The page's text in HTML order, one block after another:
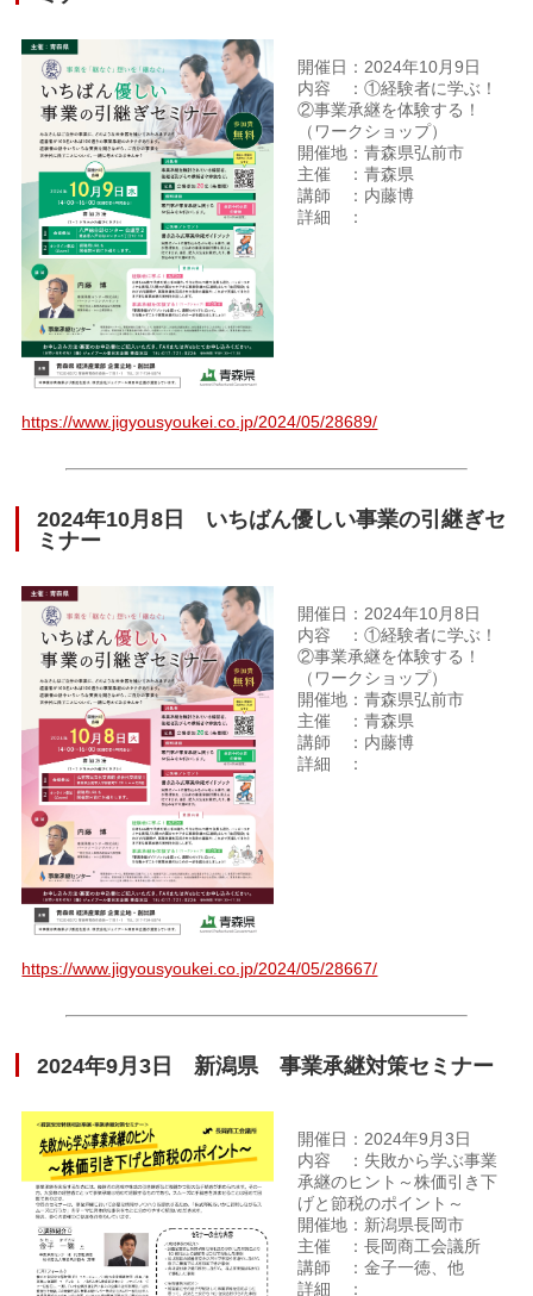
開催日：2024年10月9日
内容 ：①経験者に学ぶ！
②事業承継を体験する！
（ワークショップ）
開催地：青森県弘前市
主催 ：青森県
講師 ：内藤博
詳細 ：
https://www.jigyousyoukei.co.jp/2024/05/28689/
2024年10月8日 いちばん優しい事業の引継ぎセ
ミナー
開催日：2024年10月8日
内容 ：①経験者に学ぶ！
②事業承継を体験する！
（ワークショップ）
開催地：青森県弘前市
主催 ：青森県
講師 ：内藤博
詳細 ：
https://www.jigyousyoukei.co.jp/2024/05/28667/
2024年9月3日 新潟県 事業承継対策セミナー
開催日：2024年9月3日
内容 ：失敗から学ぶ事業
承継のヒント～株価引き下
げと節税のポイント～
開催地：新潟県長岡市
主催 ：長岡商工会議所
講師 ：金子一徳、他
詳細 ：